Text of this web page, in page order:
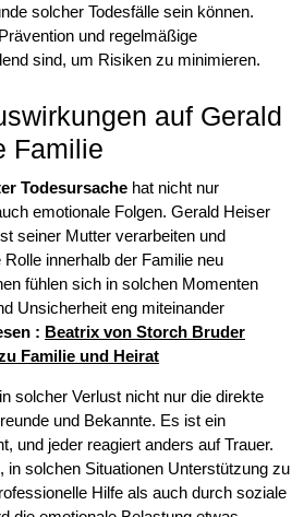
solcher Todesfälle sein können.
und regelmäßige
sind, um Risiken zu minimieren.
auf Gerald
Familie
Todesursache hat nicht nur
emotionale Folgen. Gerald Heiser
seiner Mutter verarbeiten und
innerhalb der Familie neu
fühlen sich in solchen Momenten
Unsicherheit eng miteinander
: Beatrix von Storch Bruder
Familie und Heirat
solcher Verlust nicht nur die direkte
und Bekannte. Es ist ein
und jeder reagiert anders auf Trauer.
in solchen Situationen Unterstützung zu
Hilfe als auch durch soziale